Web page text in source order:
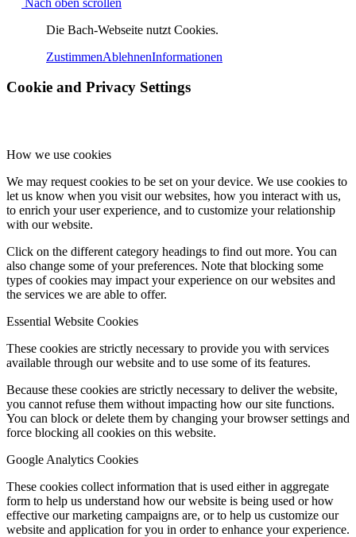
Die Bach-Webseite nutzt Cookies.
ZustimmenAblehnenInformationen
Cookie and Privacy Settings
How we use cookies
We may request cookies to be set on your device. We use cookies to
let us know when you visit our websites, how you interact with us,
to enrich your user experience, and to customize your relationship
with our website.
Click on the different category headings to find out more. You can
also change some of your preferences. Note that blocking some
types of cookies may impact your experience on our websites and
the services we are able to offer.
Essential Website Cookies
These cookies are strictly necessary to provide you with services
available through our website and to use some of its features.
Because these cookies are strictly necessary to deliver the website,
you cannot refuse them without impacting how our site functions.
You can block or delete them by changing your browser settings and
force blocking all cookies on this website.
Google Analytics Cookies
These cookies collect information that is used either in aggregate
form to help us understand how our website is being used or how
effective our marketing campaigns are, or to help us customize our
website and application for you in order to enhance your experience.